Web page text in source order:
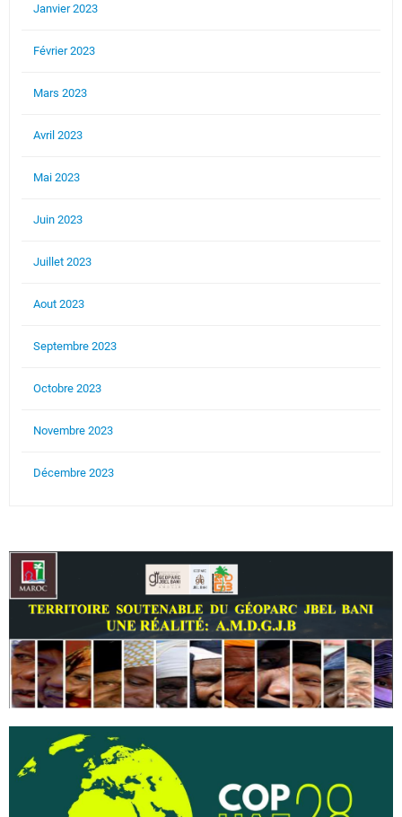
Janvier 2023
Février 2023
Mars 2023
Avril 2023
Mai 2023
Juin 2023
Juillet 2023
Aout 2023
Septembre 2023
Octobre 2023
Novembre 2023
Décembre 2023